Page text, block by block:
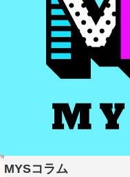
MYSコラム